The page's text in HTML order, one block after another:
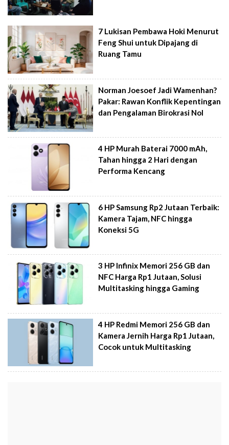
7 Lukisan Pembawa Hoki Menurut
Feng Shui untuk Dipajang di
Ruang Tamu
Norman Joesoef Jadi Wamenhan?
Pakar: Rawan Konflik Kepentingan
dan Pengalaman Birokrasi Nol
4 HP Murah Baterai 7000 mAh,
Tahan hingga 2 Hari dengan
Performa Kencang
6 HP Samsung Rp2 Jutaan Terbaik:
Kamera Tajam, NFC hingga
Koneksi 5G
3 HP Infinix Memori 256 GB dan
NFC Harga Rp1 Jutaan, Solusi
Multitasking hingga Gaming
4 HP Redmi Memori 256 GB dan
Kamera Jernih Harga Rp1 Jutaan,
Cocok untuk Multitasking